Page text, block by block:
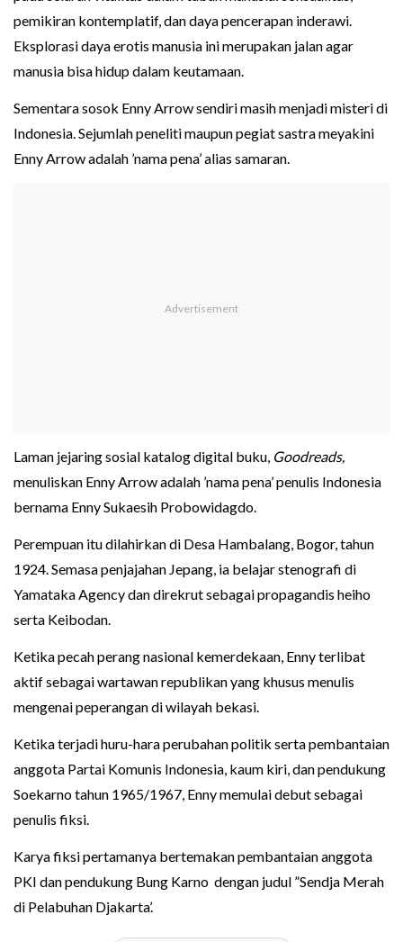
pemikiran kontemplatif, dan daya pencerapan inderawi.
Eksplorasi daya erotis manusia ini merupakan jalan agar
manusia bisa hidup dalam keutamaan.
Sementara sosok Enny Arrow sendiri masih menjadi misteri di
Indonesia. Sejumlah peneliti maupun pegiat sastra meyakini
Enny Arrow adalah ’nama pena’ alias samaran.
Laman jejaring sosial katalog digital buku, Goodreads,
menuliskan Enny Arrow adalah ’nama pena’ penulis Indonesia
bernama Enny Sukaesih Probowidagdo.
Perempuan itu dilahirkan di Desa Hambalang, Bogor, tahun
1924. Semasa penjajahan Jepang, ia belajar stenografi di
Yamataka Agency dan direkrut sebagai propagandis heiho
serta Keibodan.
Ketika pecah perang nasional kemerdekaan, Enny terlibat
aktif sebagai wartawan republikan yang khusus menulis
mengenai peperangan di wilayah bekasi.
Ketika terjadi huru-hara perubahan politik serta pembantaian
anggota Partai Komunis Indonesia, kaum kiri, dan pendukung
Soekarno tahun 1965/1967, Enny memulai debut sebagai
penulis fiksi.
Karya fiksi pertamanya bertemakan pembantaian anggota
PKI dan pendukung Bung Karno dengan judul ”Sendja Merah
di Pelabuhan Djakarta’.